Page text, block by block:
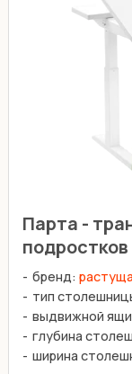
Парта -
бренд:
тип
выдвижной
глубина
ширина